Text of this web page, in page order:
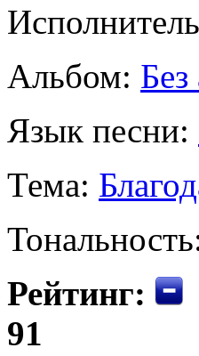
Альбом: Без
Язык песни:
Тема:
Рейтинг:
91